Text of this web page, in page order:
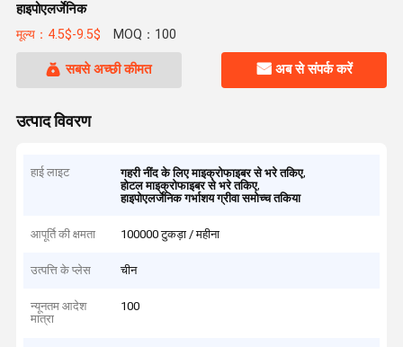
हाइपोएलर्जेनिक
मूल्य：4.5$-9.5$ MOQ：100
सबसे अच्छी कीमत अब से संपर्क करें
उत्पाद विवरण
हाई लाइट गहरी नींद के लिए माइक्रोफाइबर से भरे तकिए,
होटल माइक्रोफाइबर से भरे तकिए,
हाइपोएलर्जेनिक गर्भाशय ग्रीवा समोच्च तकिया
आपूर्ति की क्षमता 100000 टुकड़ा / महीना
उत्पत्ति के प्लेस चीन
न्यूनतम आदेश
मात्रा
100